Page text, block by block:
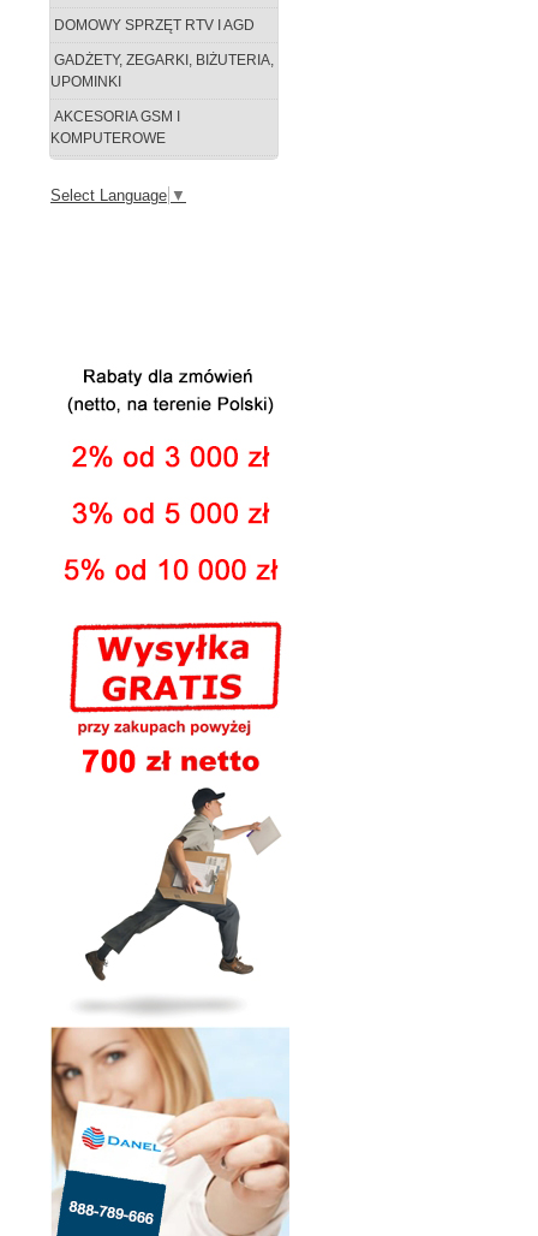
DOMOWY SPRZĘT RTV I AGD
GADŻETY, ZEGARKI, BIŻUTERIA,
UPOMINKI
AKCESORIA GSM I
KOMPUTEROWE
Select Language ▼